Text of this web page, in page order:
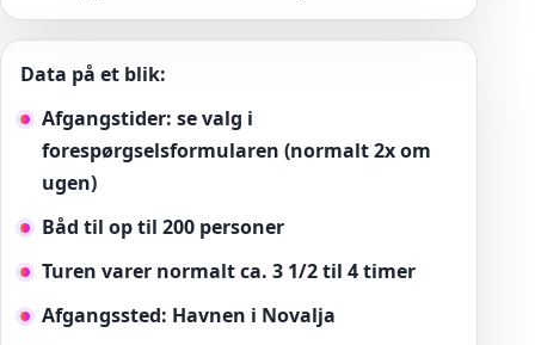
Data på et blik:
Afgangstider: se valg i
forespørgselsformularen (normalt 2x om
ugen)
Båd til op til 200 personer
Turen varer normalt ca. 3 1/2 til 4 timer
Afgangssted: Havnen i Novalja